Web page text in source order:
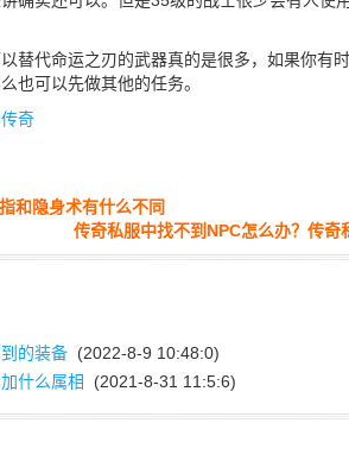
替代命运之刃的武器真的是很多，如果你有
也可以先做其他的任务。
奇
和隐身术有什么不同
传奇私服中找不到NPC怎么办？传
的装备 (2022-8-9 10:48:0)
什么属相
(2021-8-31 11:5:6)